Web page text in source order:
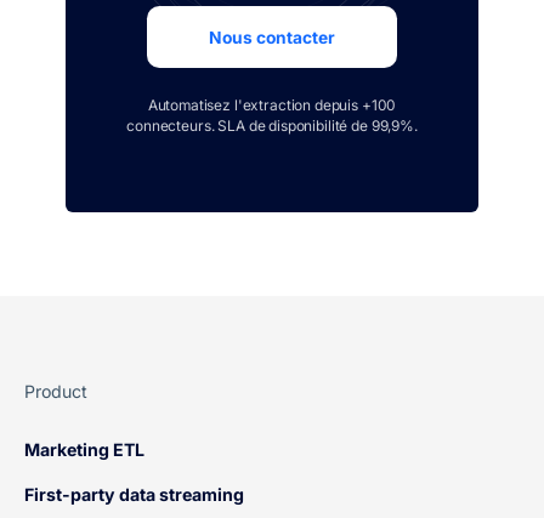
Nous contacter
Automatisez l'extraction depuis +100
connecteurs. SLA de disponibilité de 99,9%.
Product
Marketing ETL
First-party data streaming